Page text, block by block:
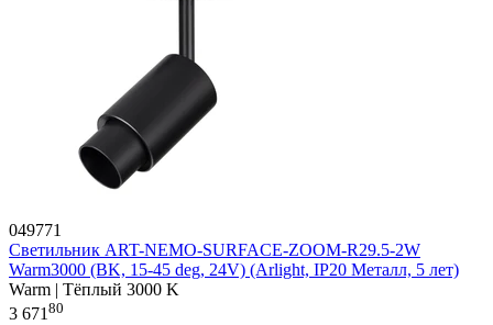
049771
Светильник ART-NEMO-SURFACE-ZOOM-R29.5-2W
Warm3000 (BK, 15-45 deg, 24V) (Arlight, IP20 Металл, 5 лет)
Warm | Тёплый 3000 K
3 67180